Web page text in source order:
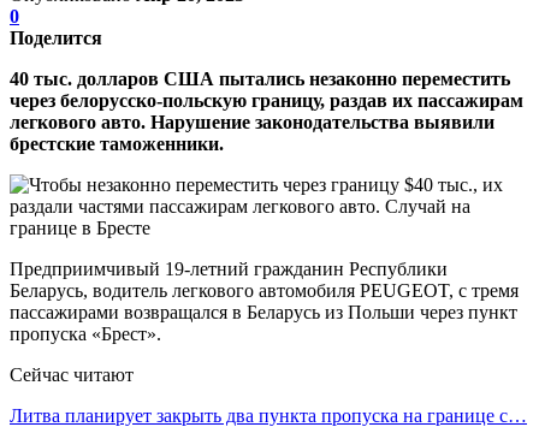
0
Поделится
40 тыс. долларов США пытались незаконно переместить
через белорусско-польскую границу, раздав их пассажирам
легкового авто. Нарушение законодательства выявили
брестские таможенники.
Предприимчивый 19-летний гражданин Республики
Беларусь, водитель легкового автомобиля PEUGEOT, с тремя
пассажирами возвращался в Беларусь из Польши через пункт
пропуска «Брест».
Сейчас читают
Литва планирует закрыть два пункта пропуска на границе с…